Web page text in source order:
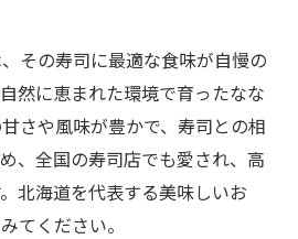
その寿司に最適な食味が自慢の
然に恵まれた環境で育ったなな
さや風味が豊かで、寿司との相
、全国の寿司店でも愛され、高
北海道を代表する美味しいお
てください。